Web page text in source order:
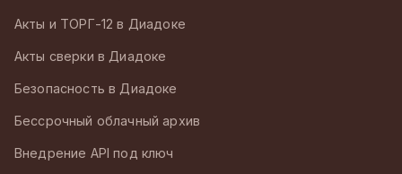
Акты и ТОРГ-12 в Диадоке
Акты сверки в Диадоке
Безопасность в Диадоке
Бессрочный облачный архив
Внедрение API под ключ